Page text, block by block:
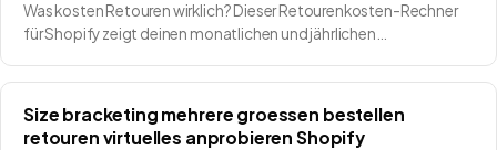
Was kosten Retouren wirklich? Dieser Retourenkosten-Rechner
für Shopify zeigt deinen monatlichen und jährlichen…
Size bracketing mehrere groessen bestellen
retouren virtuelles anprobieren Shopify